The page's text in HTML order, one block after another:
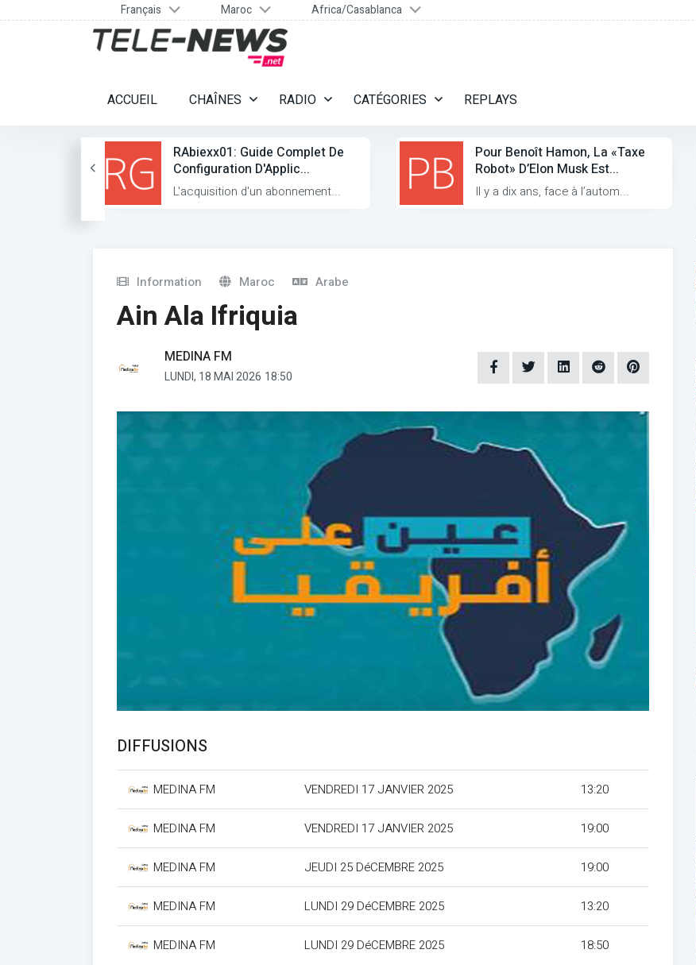
Français Maroc Africa/Casablanca
ACCUEIL CHAÎNES RADIO CATÉGORIES REPLAYS
RAbiexx01: Guide Complet De
Configuration D'Applic...
L'acquisition d'un abonnement...
Pour Benoît Hamon, La «taxe
Robot» D’Elon Musk Est...
Il y a dix ans, face à l’autom...
Information Maroc Arabe
Ain Ala Ifriquia
MEDINA FM
LUNDI, 18 MAI 2026 18:50
DIFFUSIONS
MEDINA FM VENDREDI 17 JANVIER 2025 13:20
MEDINA FM VENDREDI 17 JANVIER 2025 19:00
MEDINA FM JEUDI 25 DéCEMBRE 2025 19:00
MEDINA FM LUNDI 29 DéCEMBRE 2025 13:20
MEDINA FM LUNDI 29 DéCEMBRE 2025 18:50